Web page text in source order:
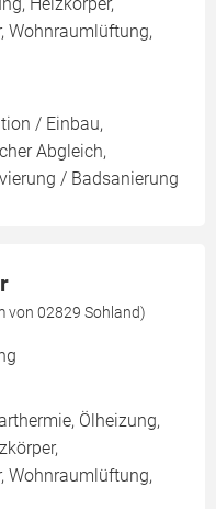
Wohnraumlüftung,
/ Einbau,
Abgleich,
/ Badsanierung
von 02829 Sohland)
Ölheizung,
Wohnraumlüftung,